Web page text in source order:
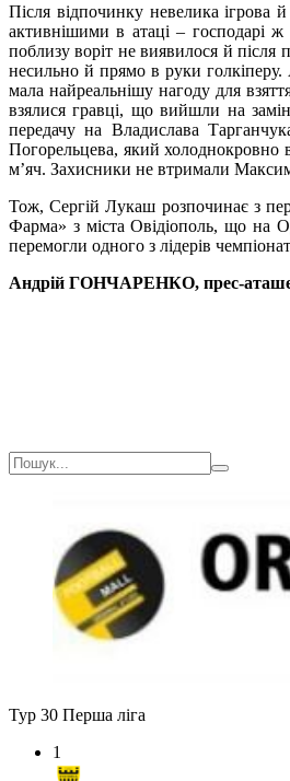
Після відпочинку невелика ігрова
активнішими в атаці – господарі
поблизу воріт не виявилося й
несильно й прямо в руки голкіперу.
мала найреальнішу нагоду для
взялися гравці, що вийшли на
передачу на Владислава
Погорельцева, який холоднокровно
м’яч. Захисники не втримали
Тож, Сергій Лукаш розпочинає з
Фарма» з міста Овідіополь, що на
перемогли одного з лідерів
Андрій ГОНЧАРЕНКО, прес-
Тур 30 Перша ліга
1